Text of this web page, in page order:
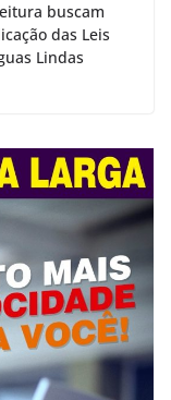
buscam
das Leis
Lindas